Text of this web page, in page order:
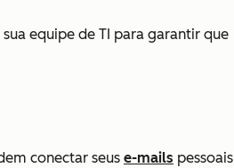
equipe de TI para garantir que
conectar seus e-mails pessoais